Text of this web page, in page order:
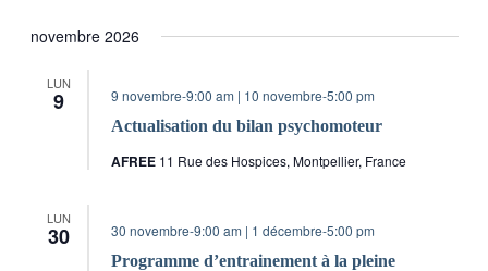
novembre 2026
LUN
9
Actualisation du bilan psychomoteur
9 novembre-9:00 am | 10 novembre-5:00 pm
AFREE 11 Rue des Hospices, Montpellier, France
LUN
30
Programme d’entrainement à la pleine
30 novembre-9:00 am | 1 décembre-5:00 pm